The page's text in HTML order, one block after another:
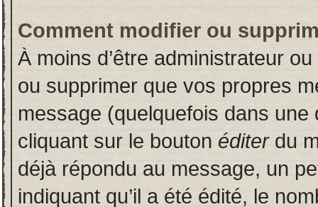
Comment modifier ou
À moins d’être administrateur
ou supprimer que vos propres
message (quelquefois dans
cliquant sur le bouton éditerdu
déjà répondu au message, un
indiquant qu’il a été édité, le